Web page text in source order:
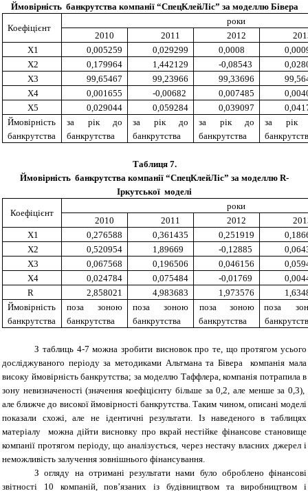
Ймовірність банкрутства компанії “СпецКлейЛіс” за моделлю Бівера
Коефіцієнт
роки
2010 2011 201 2 201
X1
0,005259 0,029299 0,0008
X2
0,179964 1,442129 -0,08543
X3
99,65467 99,23966 99,33696
X4
0,001655 -0,00682 0,007485
X5
0,029044 0,059284 0,039097
Ймовірність
банкрутства
за рікдо
банкрутства
за рікдо
банкрутства
за рікдо
банкрутства
за рік
банкру
Таблиця 7.
Ймовірність банкрутства компанії “СпецКлейЛіс” за моделлю R-
Іркутської моделі
Коефіцієнт
роки
2010 2011 201 2 201
X1
0,276588 0,361435 0,251919
X2
0,520954 1,89669 -0,12885
X3
0,067568 0,196506 0,046156
X4
0,024784 0,075484 -0,01769
R
2,858021 4,983683 1,973576
Ймовірність
банкрутства
поза зоною
банкрутства
поза зоною
банкрутства
поза зоною
банкрутства
поза
З таблиць 4-7 можна зробити висновок про те, що протягом усього
досліджуваного періоду за методиками Альтмана та Бівера компанія мала
високу ймовірність банкрутства; за моделлю Таффлера, компанія потрапила в
зону невизначеності (значення коефіцієнту більше за 0,2, але менше за 0,3),
але ближче до високої ймовірності банкрутства. Таким чином, описані моделі
показали схожі, але не ідентичні результати. Із наведеного в таблицях
матеріалу можна дійти висновку про вкрай нестійке фінансове становище
компанії протягом періоду, що аналізується, через нестачу власних джерел і
неможливість залучення зовнішнього фінансування.
З огляду на отримані результати нами було оброблено фінансові
звітності 10 компаній, пов’язаних із будівництвом та виробництвом і